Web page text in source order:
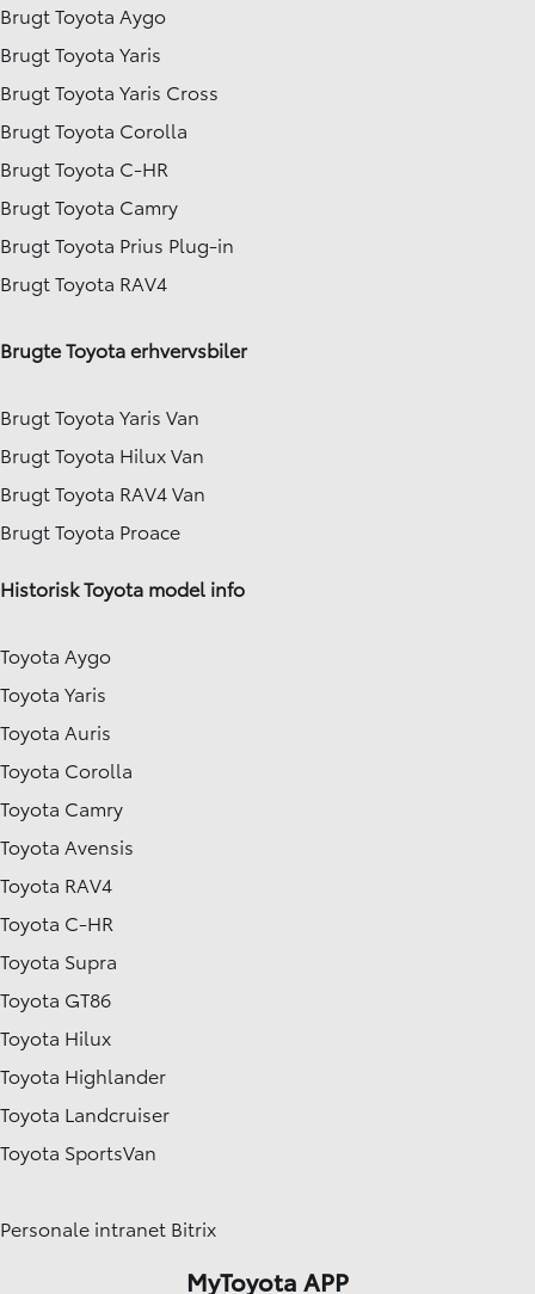
Brugt Toyota Aygo
Brugt Toyota Yaris
Brugt Toyota Yaris Cross
Brugt Toyota Corolla
Brugt Toyota C-HR
Brugt Toyota Camry
Brugt Toyota Prius Plug-in
Brugt Toyota RAV4
Brugte Toyota erhvervsbiler
Brugt Toyota Yaris Van
Brugt Toyota Hilux Van
Brugt Toyota RAV4 Van
Brugt Toyota Proace
Historisk Toyota model info
Toyota Aygo
Toyota Yaris
Toyota Auris
Toyota Corolla
Toyota Camry
Toyota Avensis
Toyota RAV4
Toyota C-HR
Toyota Supra
Toyota GT86
Toyota Hilux
Toyota Highlander
Toyota Landcruiser
Toyota SportsVan
Personale intranet Bitrix
MyToyota APP